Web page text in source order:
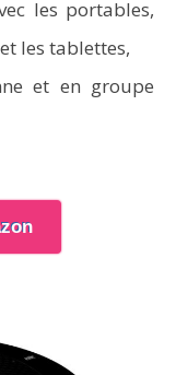
les portables,
les tablettes,
et en groupe